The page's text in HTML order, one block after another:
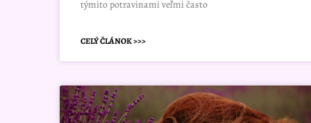
týmito potravinami veľmi často
CELÝ ČLÁNOK >>>